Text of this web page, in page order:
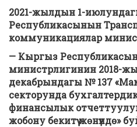
2021-жылдын 1-
Республикасынын
коммуникациялар
— Кыргыз
министрлигинин 2018-
декабрындагы № 137
секторунда
финансылык
жобону бекитүү жөнүндө»